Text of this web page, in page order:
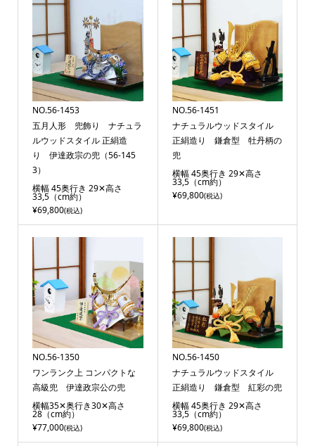
NO.56-1453
五月人形 兜飾り ナチュラ
ルウッドスタイル 正絹造
り 伊達政宗の兜（56-145
3）
横幅 45奥行き 29✕高さ
33,5（cm約）
¥69,800(税込)
NO.56-1451
ナチュラルウッドスタイル
正絹造り 鎌倉型 牡丹柄の
兜
横幅 45奥行き 29✕高さ
33,5（cm約）
¥69,800(税込)
NO.56-1350
ワンランク上 コンパクトな
高級兜 伊達政宗公の兜
横幅35✕奥行き30✕高さ
28（cm約）
¥77,000(税込)
NO.56-1450
ナチュラルウッドスタイル
正絹造り 鎌倉型 紅彩の兜
横幅 45奥行き 29✕高さ
33,5（cm約）
¥69,800(税込)